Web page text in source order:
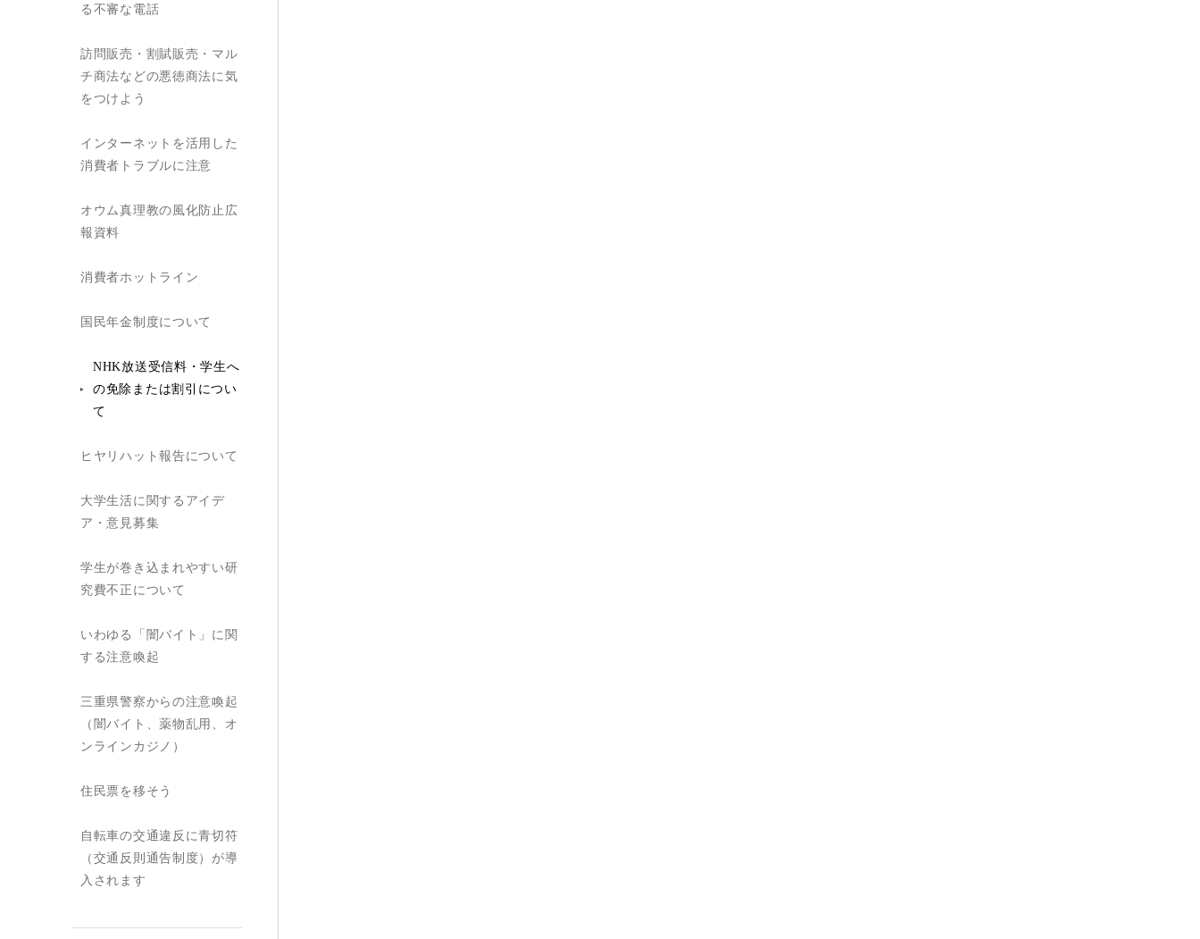
る不審な電話
訪問販売・割賦販売・マル
チ商法などの悪徳商法に気
をつけよう
インターネットを活用した
消費者トラブルに注意
オウム真理教の風化防止広
報資料
消費者ホットライン
国民年金制度について
NHK放送受信料・学生へ
の免除または割引につい
て
ヒヤリハット報告について
大学生活に関するアイデ
ア・意見募集
学生が巻き込まれやすい研
究費不正について
いわゆる「闇バイト」に関
する注意喚起
三重県警察からの注意喚起
（闇バイト、薬物乱用、オ
ンラインカジノ）
住民票を移そう
自転車の交通違反に青切符
（交通反則通告制度）が導
入されます